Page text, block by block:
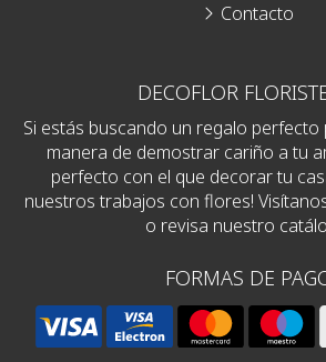
DECOFLOR
Si estás buscando un regalo perfecto
manera de demostrar cariño a tu
perfecto con el que decorar tu
nuestros trabajos con flores!
o revisa nuestro
FORMAS DE
Contacto